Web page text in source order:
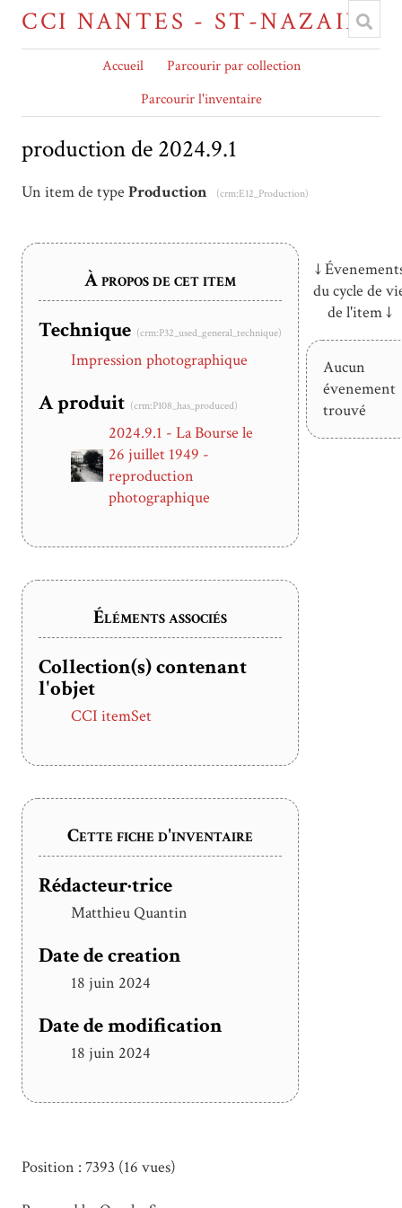
CCI NANTES - ST-NAZAIRE
Accueil
Parcourir par collection
Parcourir l'inventaire
production de 2024.9.1
Un item de type Production (crm:E12_Production)
À propos de cet item
Technique (crm:P32_used_general_technique)
Impression photographique
A produit (crm:P108_has_produced)
2024.9.1 - La Bourse le
26 juillet 1949 -
reproduction
photographique
Éléments associés
Collection(s) contenant
l'objet
CCI itemSet
Cette fiche d'inventaire
Rédacteur·trice
Matthieu Quantin
Date de creation
18 juin 2024
Date de modification
18 juin 2024
↓
du cycle de
de l'item ↓
Aucun
évenement
trouvé
Position : 7393 (16 vues)